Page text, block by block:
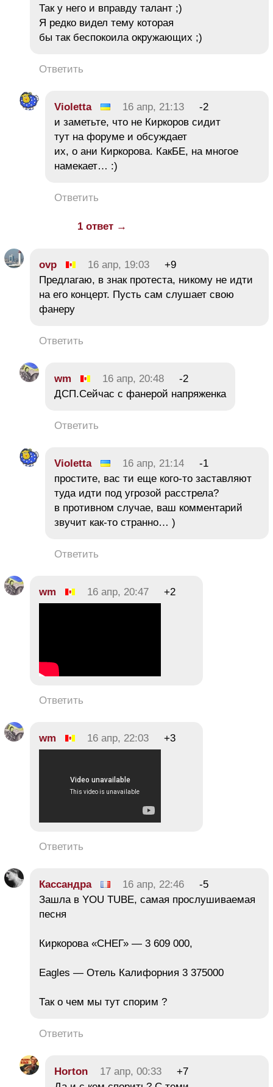
Так у него и вправду талант ;)
Я редко видел тему которая
бы так беспокоила окружающих ;)
Ответить
Violetta 16 апр, 21:13
-2
и заметьте, что не Киркоров сидит
тут на форуме и обсуждает
их, о ани Киркорова. КакБЕ, на многое
намекает… :)
Ответить
1 ответ →
ovp 16 апр, 19:03
+9
Предлагаю, в знак протеста, никому не идти
на его концерт. Пусть сам слушает свою
фанеру
Ответить
wm 16 апр, 20:48
-2
ДСП.Сейчас с фанерой напряженка
Ответить
Violetta 16 апр, 21:14
-1
простите, вас ти еще кого-то заставляют
туда идти под угрозой расстрела?
в противном случае, ваш комментарий
звучит как-то странно… )
Ответить
wm 16 апр, 20:47 +2
Ответить
wm 16 апр, 22:03 +3
Ответить
Кассандра 16 апр, 22:46
-5
Зашла в YOU TUBE, самая прослушиваемая
песня
Киркорова «СНЕГ» — 3 609 000,
Eagles — Отель Калифорния 3 375000
Так о чем мы тут спорим ?
Ответить
Horton 17 апр, 00:33
+7